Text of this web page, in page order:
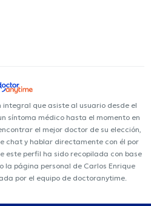
que asiste al usuario desde el
síntoma médico hasta el momento en
el mejor doctor de su elección,
chat y hablar directamente con él por
este perfil ha sido recopilada con base
la página personal de Carlos Enrique
por el equipo de doctoranytime.